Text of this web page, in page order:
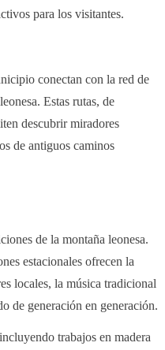
para los visitantes.
conectan con la red de
Estas rutas, de
descubrir miradores
de antiguos caminos
de la montaña leonesa.
estacionales ofrecen la
locales, la música tradicional
de generación en generación.
trabajos en madera